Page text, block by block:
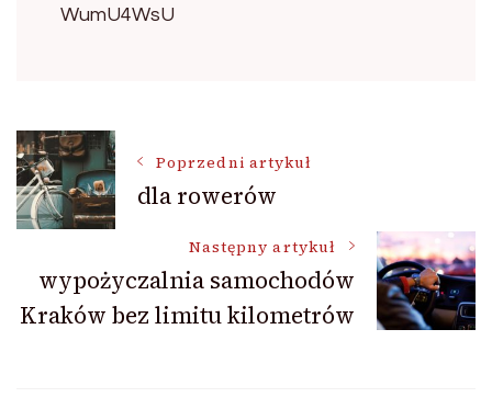
WumU4WsU
Nawigacja
wpisu
Poprzedni artykuł
dla rowerów
Następny artykuł
wypożyczalnia samochodów
Kraków bez limitu kilometrów